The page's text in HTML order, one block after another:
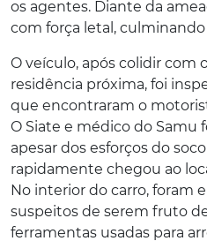
os agentes. Diante da
com força letal,
O veículo, após colidir com
residência próxima, foi
que encontraram o
O Siate e médico do Samu
apesar dos esforços do
rapidamente chegou ao
No interior do carro, foram
suspeitos de serem fruto
ferramentas usadas para